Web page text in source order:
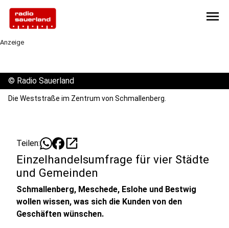
menu
Anzeige
© Radio Sauerland
Die Weststraße im Zentrum von Schmallenberg.
Teilen: open_in_new
Einzelhandelsumfrage für vier Städte
und Gemeinden
Schmallenberg, Meschede, Eslohe und Bestwig
wollen wissen, was sich die Kunden von den
Geschäften wünschen.